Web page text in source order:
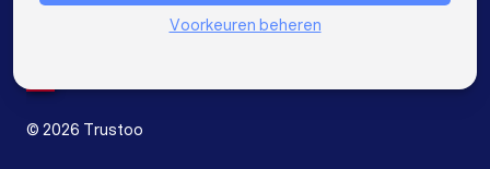
Architecten in Dordrecht
Nederland
© 2026 Trustoo
Voorkeuren beheren